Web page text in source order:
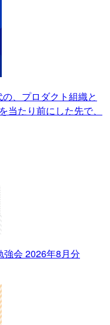
、プロダクト組織と
たり前にした先で、
強会 2026年8月分